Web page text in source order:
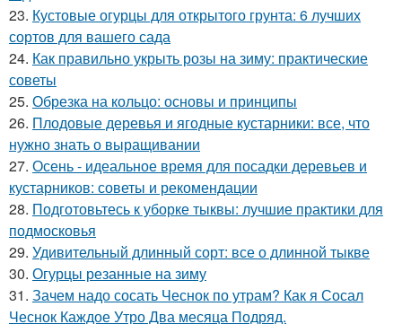
23. Кустовые огурцы для открытого грунта: 6 лучших
сортов для вашего сада
24. Как правильно укрыть розы на зиму: практические
советы
25. Обрезка на кольцо: основы и принципы
26. Плодовые деревья и ягодные кустарники: все, что
нужно знать о выращивании
27. Осень - идеальное время для посадки деревьев и
кустарников: советы и рекомендации
28. Подготовьтесь к уборке тыквы: лучшие практики для
подмосковья
29. Удивительный длинный сорт: все о длинной тыкве
30. Огурцы резанные на зиму
31. Зачем надо сосать Чеснок по утрам? Как я Сосал
Чеснок Каждое Утро Два месяца Подряд.